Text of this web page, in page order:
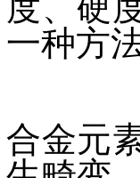
一种方
合金元